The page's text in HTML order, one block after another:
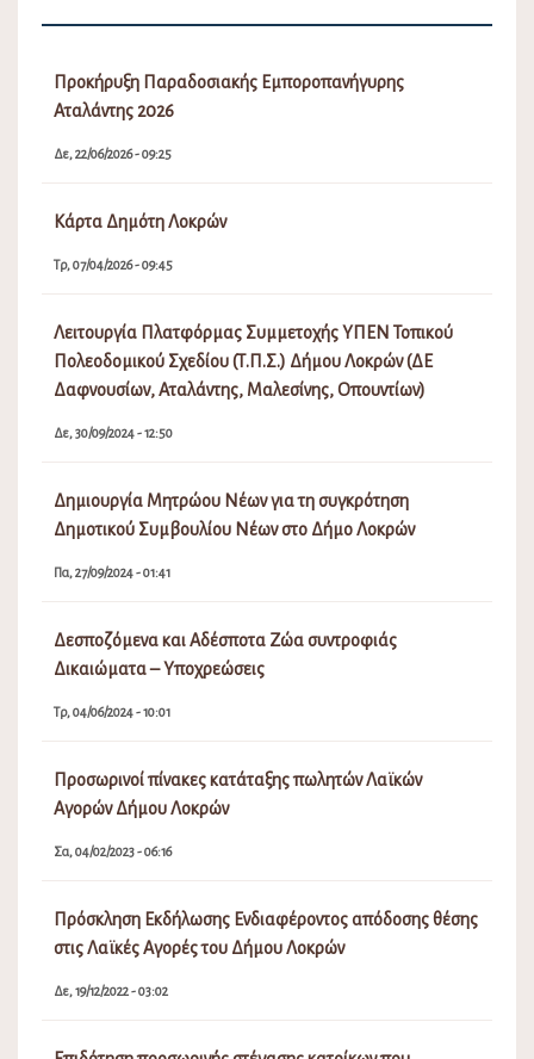
Προκήρυξη Παραδοσιακής Εμποροπανήγυρης
Αταλάντης 2026
Δε, 22/06/2026 - 09:25
Κάρτα Δημότη Λοκρών
Τρ, 07/04/2026 - 09:45
Λειτουργία Πλατφόρμας Συμμετοχής ΥΠΕΝ Τοπικού
Πολεοδομικού Σχεδίου (Τ.Π.Σ.) Δήμου Λοκρών (ΔΕ
Δαφνουσίων, Αταλάντης, Μαλεσίνης, Οπουντίων)
Δε, 30/09/2024 - 12:50
Δημιουργία Μητρώου Νέων για τη συγκρότηση
Δημοτικού Συμβουλίου Νέων στο Δήμο Λοκρών
Πα, 27/09/2024 - 01:41
Δεσποζόμενα και Αδέσποτα Ζώα συντροφιάς
Δικαιώματα – Υποχρεώσεις
Τρ, 04/06/2024 - 10:01
Προσωρινοί πίνακες κατάταξης πωλητών Λαϊκών
Αγορών Δήμου Λοκρών
Σα, 04/02/2023 - 06:16
Πρόσκληση Εκδήλωσης Ενδιαφέροντος απόδοσης θέσης
στις Λαϊκές Αγορές του Δήμου Λοκρών
Δε, 19/12/2022 - 03:02